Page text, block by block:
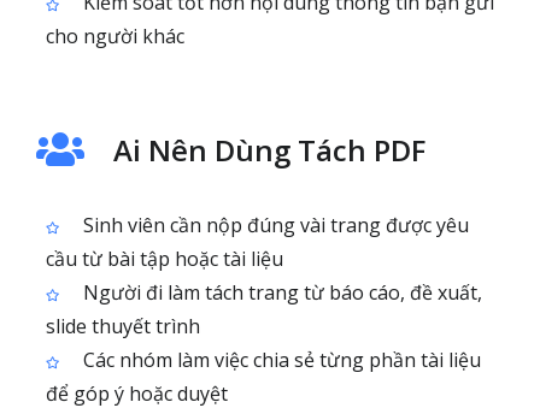
cho người khác
Ai Nên Dùng Tách PDF
Sinh viên cần nộp đúng vài trang được yêu
cầu từ bài tập hoặc tài liệu
Người đi làm tách trang từ báo cáo, đề xuất,
slide thuyết trình
Các nhóm làm việc chia sẻ từng phần tài liệu
để góp ý hoặc duyệt